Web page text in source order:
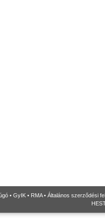
• GyIK • RMA• Általános szerződési